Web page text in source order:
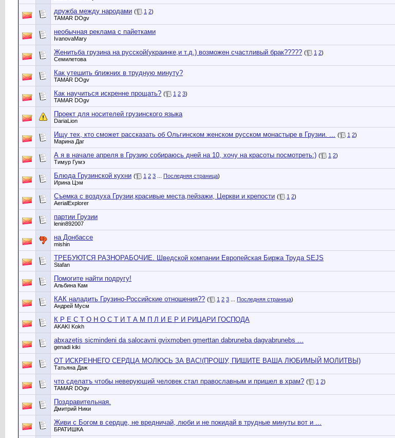
дружба между народами ( 1 2)
TAMAR DОgv
необычная реклама с пайетками
IvanovaMary
Женитьба грузина на русской(украинке,и т.д.) возможен счастливый брак????? ( 1 2)
Семилетова
Как утешить ближних в трудную минуту?
TAMAR DОgv
Как научиться искренне прощать? ( 1 2 3)
TAMAR DОgv
Проект для носителей грузинского языка
DariaLion
Ищу тех, кто сможет рассказать об Ольгинском женском русском монастыре в Грузии. ... ( 1 2)
Марина Даг
А я в начале апреля в Грузию собираюсь дней на 10, хочу на красоты посмотреть:) ( 1 2)
Тимур Гумэ
Блюда Грузинской кухни ( 1 2 3 Последняя страница)
Ирина Цэм
Съемка с воздуха Грузии,красивые места,пейзажи, Церкви и крепости ( 1 2)
AerialExplorer
партии Грузии
lenin892007
на Донбассе
mishin
ТРЕБУЮТСЯ РАЗНОРАБОЧИЕ. Шведской компании Европейская Биржа Труда SEJS
Stafan
Помогите найти подругу!
Альбина Кам
КАК наладить Грузино-Российские отношения?? ( 1 2 3 Последняя страница)
Андрей Мусм
К Р Е С Т О Н О С Т И Т А М П Л И Е Р И РИЦАРИ ГОСПОДА
AKAKI Kokh
abxazetis sicmindeni da salocavni gvixmoben gmerttan dabruneba dagvabrunebs ...
genadi kiki
ОТ ИСКРЕННЕГО СЕРДЦА МОЛЮСЬ ЗА ВАС!(ПРОШУ, ПИШИТЕ ВАША ЛЮБИМЫЙ МОЛИТВЫ)
Татьяна Даж
что сделатъ чтобы неверующий человек стал православным и пришел в храм? ( 1 2)
TAMAR DОgv
Поздравительная.
Дмитрий Ники
Живи с Богом в сердце, не вредничай, люби и не покидай в трудные минуты вот и ...
БРАТИШКА